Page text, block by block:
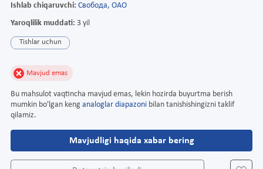
Ishlab chiqaruvchi: Свобода, ОАО
Yaroqlilik muddati: 3 yil
Tishlar uchun
Mavjud emas
Bu mahsulot vaqtincha mavjud emas, lekin hozirda buyurtma berish
mumkin bo'lgan keng analoglar diapazoni bilan tanishishingizni taklif
qilamiz.
Mavjudligi haqida xabar bering